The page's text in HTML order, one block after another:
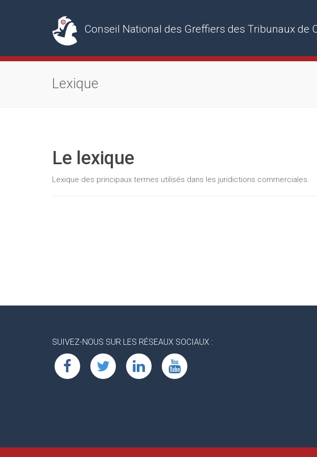
Conseil National des Greffiers des Tribunaux de
Lexique
Le lexique
Lexique des principaux termes utilisés dans les juridictions commerciales.
SUIVEZ-NOUS SUR LES RÉSEAUX SOCIAUX :